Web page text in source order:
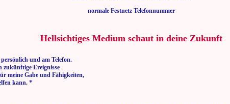
normale Festnetz Telefonnummer
Hellsichtiges Medium schaut in deine Zukunft
und am Telefon.
zukünftige Ereignisse
meine Gabe und Fähigkeiten,
kann. *